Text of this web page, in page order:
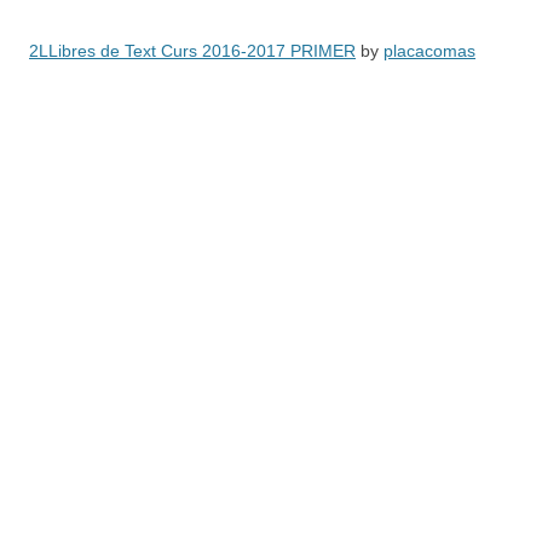
2LLibres de Text Curs 2016-2017 PRIMER by placacomas